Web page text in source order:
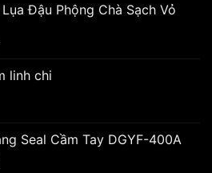
Đậu Phộng Chà Sạch Vỏ
linh chi
Seal Cầm Tay DGYF-400A